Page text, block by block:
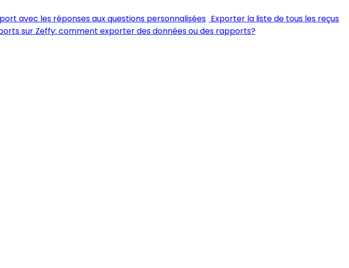
avec les réponses aux questions personnalisées Exporter la liste de tous les reçus
sur Zeffy: comment exporter des données ou des rapports?